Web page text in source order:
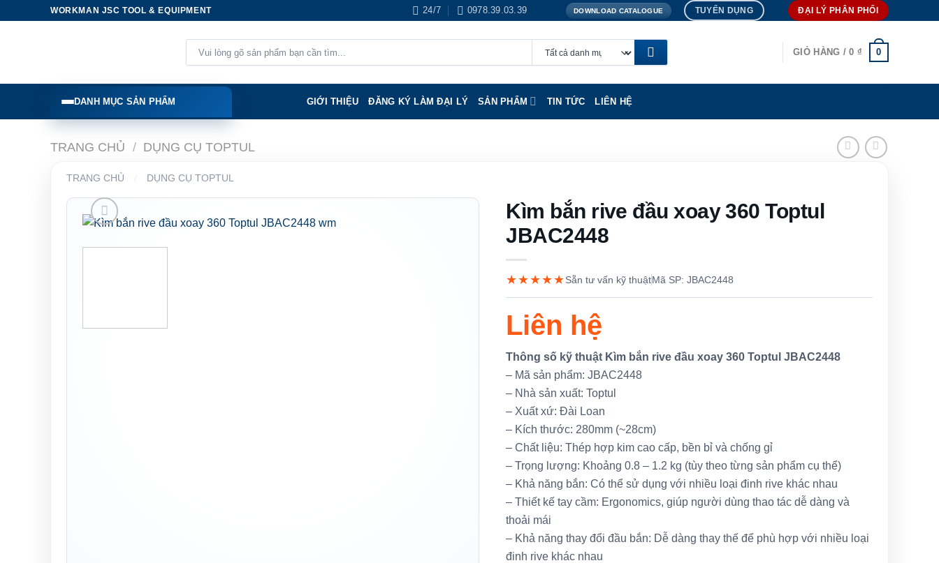
WORKMAN JSC TOOL & EQUIPMENT 24/7 0978.39.03.39 DOWNLOAD CATALOGUE TUYỂN DỤNG ĐẠI LÝ PHÂN PHỐI
kiếm:
GIỎ HÀNG /0 ₫ 0
DANH MỤC SẢN PHẨM GIỚI THIỆU ĐĂNG KÝ LÀM ĐẠI LÝ SẢN PHẨM TIN TỨC LIÊN HỆ
TRANG CHỦ / DỤNG CỤ TOPTUL
TRANG CHỦ DỤNG CỤ TOPTUL
Kìm bắn rive đầu xoay 360 Toptul
JBAC2448
★★★★★Sẵn tư vấn kỹ thuậtMã SP: JBAC2448
Liên hệ
Thông số kỹ thuật Kìm bắn rive đầu xoay 360 Toptul JBAC2448
– Mã sản phẩm: JBAC2448
– Nhà sản xuất: Toptul
– Xuất xứ: Đài Loan
– Kích thước: 280mm (~28cm)
– Chất liệu: Thép hợp kim cao cấp, bền bỉ và chống gỉ
– Trọng lượng: Khoảng 0.8 – 1.2 kg (tùy theo từng sản phẩm cụ thể)
– Khả năng bắn: Có thể sử dụng với nhiều loại đinh rive khác nhau
– Thiết kế tay cầm: Ergonomics, giúp người dùng thao tác dễ dàng và
thoải mái
– Khả năng thay đổi đầu bắn: Dễ dàng thay thế để phù hợp với nhiều loại
đinh rive khác nhau